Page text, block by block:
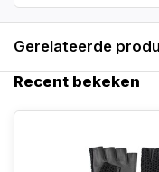
Gerelateerde
Recent bekeken